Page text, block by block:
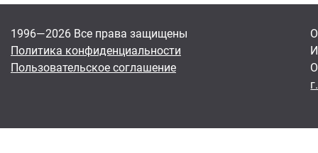
1996—2026 Все права защищены
Политика конфиденциальности
Пользовательское соглашение